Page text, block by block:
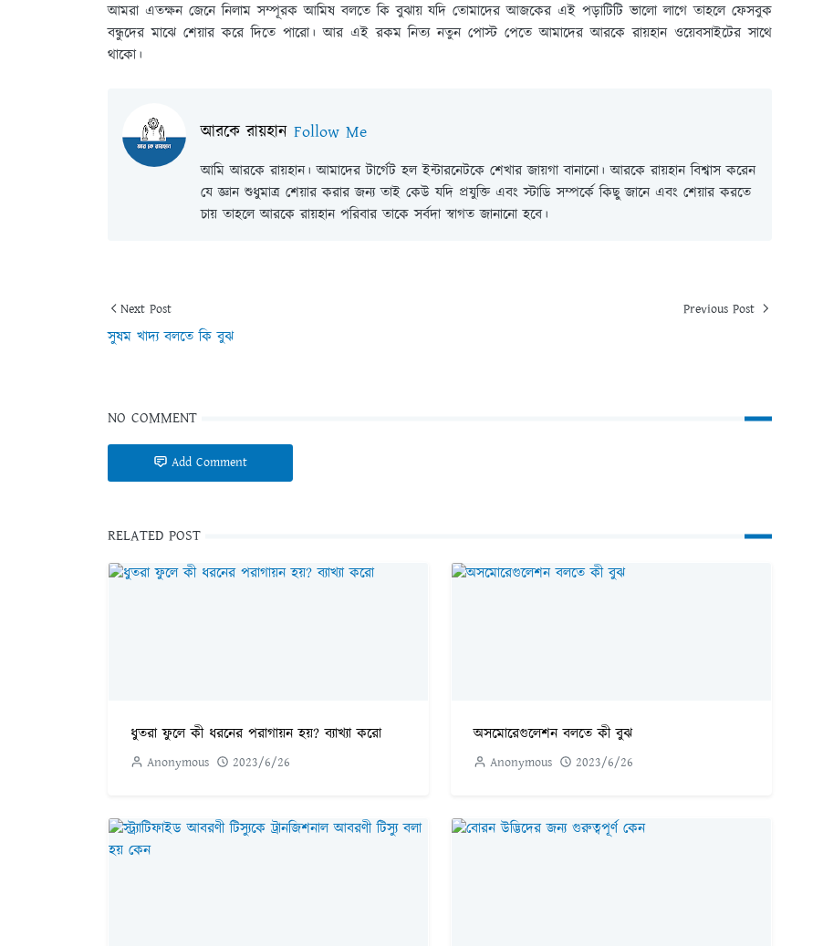
আমরা এতক্ষন জেনে নিলাম সম্পূরক আমিষ বলতে কি বুঝায় যদি তোমাদের আজকের এই পড়াটিটি ভালো লাগে তাহলে ফেসবুক
বন্ধুদের মাঝে শেয়ার করে দিতে পারো। আর এই রকম নিত্য নতুন পোস্ট পেতে আমাদের আরকে রায়হান ওয়েবসাইটের সাথে
থাকো।
আরকে রায়হান Follow Me
আমি আরকে রায়হান। আমাদের টার্গেট হল ইন্টারনেটকে শেখার জায়গা বানানো। আরকে রায়হান বিশ্বাস করেন
যে জ্ঞান শুধুমাত্র শেয়ার করার জন্য তাই কেউ যদি প্রযুক্তি এবং স্টাডি সম্পর্কে কিছু জানে এবং শেয়ার করতে
চায় তাহলে আরকে রায়হান পরিবার তাকে সর্বদা স্বাগত জানানো হবে।
Next Post
সুষম খাদ্য বলতে কি বুঝ
Previous Post
NO COMMENT
Add Comment
RELATED POST
ধুতরা ফুলে কী ধরনের পরাগায়ন হয়? ব্যাখ্যা করো
Anonymous 2023/6/26
অসমোরেগুলেশন বলতে কী বুঝ
Anonymous 2023/6/26